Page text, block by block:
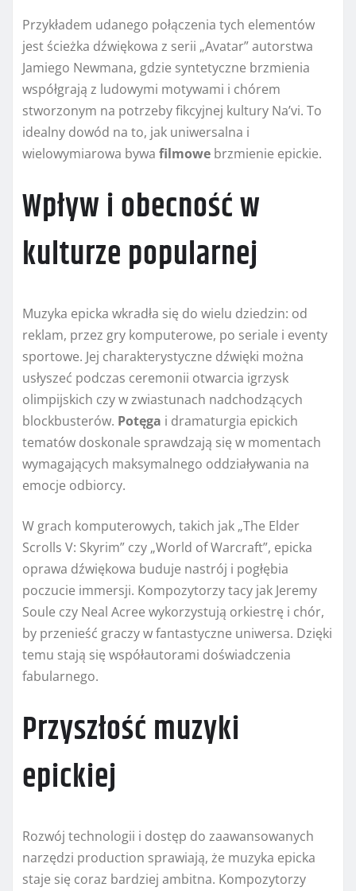
Przykładem udanego połączenia tych elementów
jest ścieżka dźwiękowa z serii „Avatar” autorstwa
Jamiego Newmana, gdzie syntetyczne brzmienia
współgrają z ludowymi motywami i chórem
stworzonym na potrzeby fikcyjnej kultury Na’vi. To
idealny dowód na to, jak uniwersalna i
wielowymiarowa bywa filmowe brzmienie epickie.
Wpływ i obecność w
kulturze popularnej
Muzyka epicka wkradła się do wielu dziedzin: od
reklam, przez gry komputerowe, po seriale i eventy
sportowe. Jej charakterystyczne dźwięki można
usłyszeć podczas ceremonii otwarcia igrzysk
olimpijskich czy w zwiastunach nadchodzących
blockbusterów. Potęga i dramaturgia epickich
tematów doskonale sprawdzają się w momentach
wymagających maksymalnego oddziaływania na
emocje odbiorcy.
W grach komputerowych, takich jak „The Elder
Scrolls V: Skyrim” czy „World of Warcraft”, epicka
oprawa dźwiękowa buduje nastrój i pogłębia
poczucie immersji. Kompozytorzy tacy jak Jeremy
Soule czy Neal Acree wykorzystują orkiestrę i chór,
by przenieść graczy w fantastyczne uniwersa. Dzięki
temu stają się współautorami doświadczenia
fabularnego.
Przyszłość muzyki
epickiej
Rozwój technologii i dostęp do zaawansowanych
narzędzi production sprawiają, że muzyka epicka
staje się coraz bardziej ambitna. Kompozytorzy